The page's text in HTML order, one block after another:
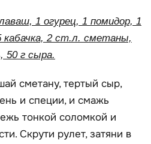
1 огурец, 1 помидор, 1
кабачка, 2 ст.л. сметаны,
50 г сыра.
сметану, тертый сыр,
и специи, и смажь
тонкой соломкой и
Скрути рулет, затяни в